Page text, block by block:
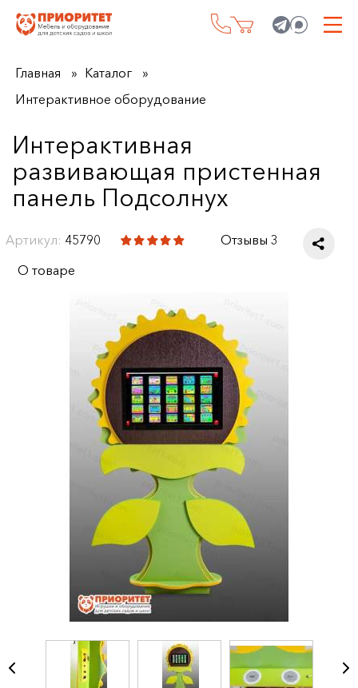
Главная
Каталог
Интерактивное оборудование
Интерактивная
развивающая пристенная
панель Подсолнух
Артикул: 45790
Отзывы 3
О товаре